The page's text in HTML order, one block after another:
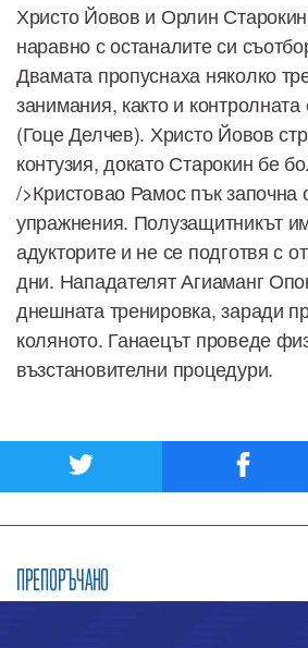
Христо Йовов и Орлин
наравно с останалите си
Двамата пропуснаха няколко
занимания, както и
(Гоце Делчев). Христо Йовов
контузия, докато Старокин бе
/>Кристовао Рамос пък започна
упражнения. Полузащитникът
адукторите и не се подготвя с
дни. Нападателят Агиаманг
днешната тренировка, заради
коляното. Ганаецът проведе
възстановителни процедури.
ПРЕПОРЪЧАНО